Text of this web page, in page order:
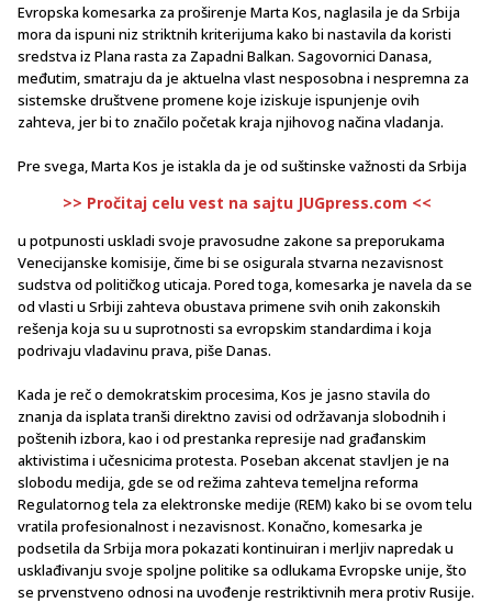
Evropska komesarka za proširenje Marta Kos, naglasila je da Srbija
mora da ispuni niz striktnih kriterijuma kako bi nastavila da koristi
sredstva iz Plana rasta za Zapadni Balkan. Sagovornici Danasa,
međutim, smatraju da je aktuelna vlast nesposobna i nespremna za
sistemske društvene promene koje iziskuje ispunjenje ovih
zahteva, jer bi to značilo početak kraja njihovog načina vladanja.
Pre svega, Marta Kos je istakla da je od suštinske važnosti da Srbija
>> Pročitaj celu vest na sajtu JUGpress.com <<
u potpunosti uskladi svoje pravosudne zakone sa preporukama
Venecijanske komisije, čime bi se osigurala stvarna nezavisnost
sudstva od političkog uticaja. Pored toga, komesarka je navela da se
od vlasti u Srbiji zahteva obustava primene svih onih zakonskih
rešenja koja su u suprotnosti sa evropskim standardima i koja
podrivaju vladavinu prava, piše Danas.
Kada je reč o demokratskim procesima, Kos je jasno stavila do
znanja da isplata tranši direktno zavisi od održavanja slobodnih i
poštenih izbora, kao i od prestanka represije nad građanskim
aktivistima i učesnicima protesta. Poseban akcenat stavljen je na
slobodu medija, gde se od režima zahteva temeljna reforma
Regulatornog tela za elektronske medije (REM) kako bi se ovom telu
vratila profesionalnost i nezavisnost. Konačno, komesarka je
podsetila da Srbija mora pokazati kontinuiran i merljiv napredak u
usklađivanju svoje spoljne politike sa odlukama Evropske unije, što
se prvenstveno odnosi na uvođenje restriktivnih mera protiv Rusije.